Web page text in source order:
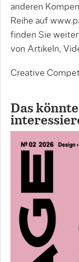
anderen
Reihe auf
finden Sie
von Artikeln,
Creative
Das